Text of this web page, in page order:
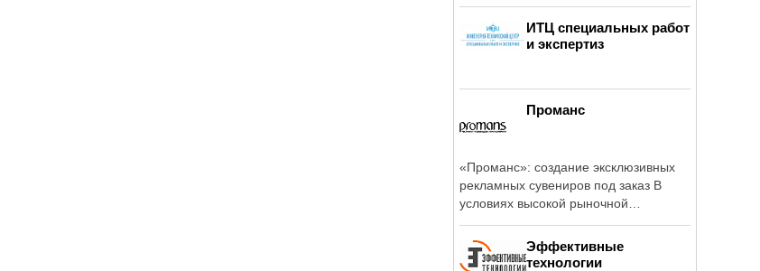
ИТЦ специальных работ
и экспертиз
Проманс
«Проманс»: создание эксклюзивных
рекламных сувениров под заказ В
условиях высокой рыночной
Эффективные
технологии